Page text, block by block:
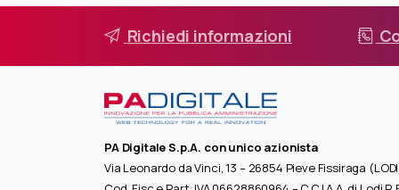
Richiedi informazioni
PA Digitale S.p.A. con unico azionista
Via Leonardo da Vinci, 13 – 26854 Pieve Fissiraga